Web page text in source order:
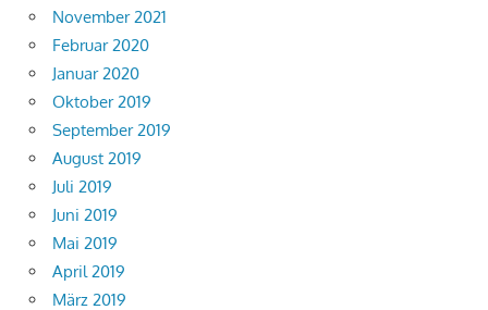
November 2021
Februar 2020
Januar 2020
Oktober 2019
September 2019
August 2019
Juli 2019
Juni 2019
Mai 2019
April 2019
März 2019